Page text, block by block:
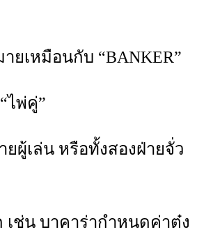
ยเหมือนกับ “BANKER”
ไพ่คู่”
ผู้เล่น หรือทั้งสองฝ่ายจั่ว
ช่น บาคาร่ากำหนดค่าต๋ง